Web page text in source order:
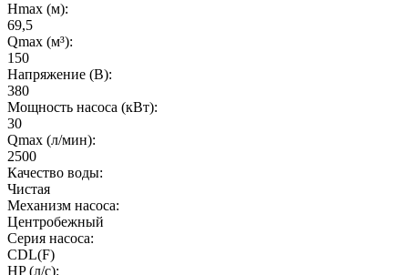
Hmax (м):
69,5
Qmax (м³):
150
Напряжение (В):
380
Мощность насоса (кВт):
30
Qmax (л/мин):
2500
Качество воды:
Чистая
Механизм насоса:
Центробежный
Серия насоса:
CDL(F)
HP (л/с):